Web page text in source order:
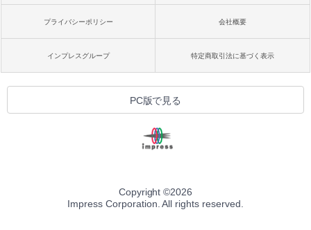
プライバシーポリシー 会社概要
インプレスグループ 特定商取引法に基づく表示
PC版で見る
Copyright ©2026
Impress Corporation. All rights reserved.